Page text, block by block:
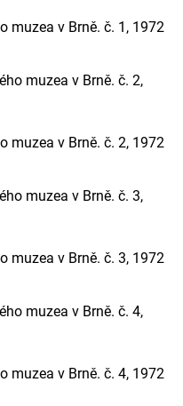
muzea v Brně. č. 1, 1972
muzea v Brně. č. 2, 1972
muzea v Brně. č. 3, 1972
muzea v Brně. č. 4, 1972